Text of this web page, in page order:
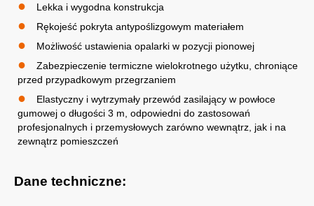
Lekka i wygodna konstrukcja
Rękojeść pokryta antypoślizgowym materiałem
Możliwość ustawienia opalarki w pozycji pionowej
Zabezpieczenie termiczne wielokrotnego użytku, chroniące
przed przypadkowym przegrzaniem
Elastyczny i wytrzymały przewód zasilający w powłoce
gumowej o długości 3 m, odpowiedni do zastosowań
profesjonalnych i przemysłowych zarówno wewnątrz, jak i na
zewnątrz pomieszczeń
Dane techniczne: